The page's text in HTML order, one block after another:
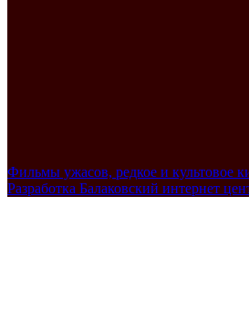
Фильмы ужасов, редкое и культовое
Разработка Балаковский интернет